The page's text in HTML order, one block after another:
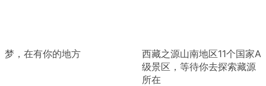
梦，在有你的地方
西藏之源山南地区11个国家A
级景区，等待你去探索藏源
所在